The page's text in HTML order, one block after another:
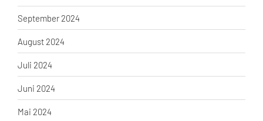
September 2024
August 2024
Juli 2024
Juni 2024
Mai 2024